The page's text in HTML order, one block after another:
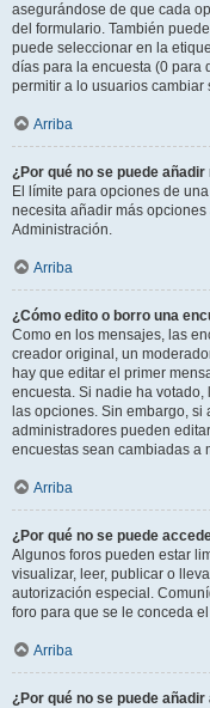
asegurándose de que cada
del formulario. También
puede seleccionar en la
días para la encuesta (0 para
permitir a lo usuarios cambiar
Arriba
¿Por qué no se puede
El límite para opciones de
necesita añadir más
Administración.
Arriba
¿Cómo edito o borro una
Como en los mensajes, las
creador original, un
hay que editar el primer
encuesta. Si nadie ha
las opciones. Sin embargo,
administradores pueden
encuestas sean cambiadas a
Arriba
¿Por qué no se puede
Algunos foros pueden estar
visualizar, leer, publicar o
autorización especial.
foro para que se le conceda
Arriba
¿Por qué no se puede